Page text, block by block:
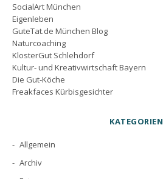
SocialArt München
Eigenleben
GuteTat.de München Blog
Naturcoaching
KlosterGut Schlehdorf
Kultur- und Kreativwirtschaft Bayern
Die Gut-Köche
Freakfaces Kürbisgesichter
KATEGORIEN
Allgemein
Archiv